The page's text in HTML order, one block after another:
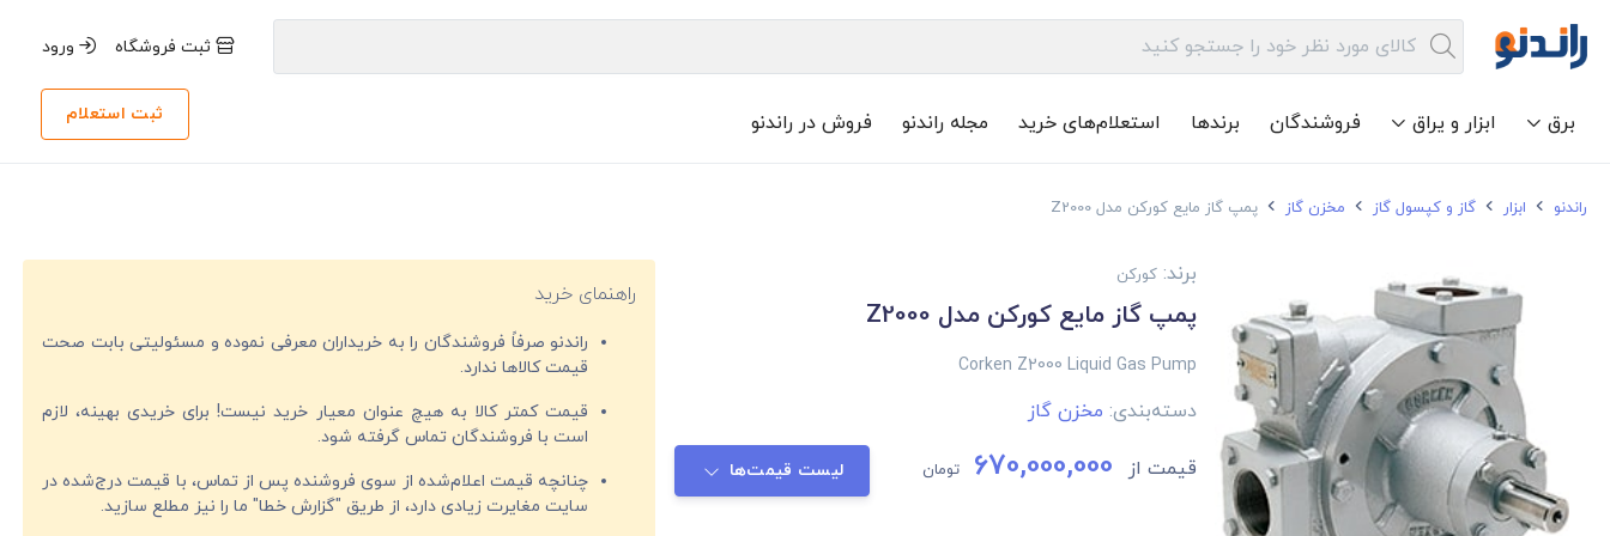
ثبت فروشگاه ورود
برق ابزار و یراق فروشندگان برندها استعلام‌های خرید مجله راندنو فروش در راندنو ثبت استعلام
راندنو ابزار گاز و کپسول گاز مخزن گاز پمپ گاز مایع کورکن مدل Z2000
برند: کورکن
پمپ گاز مایع کورکن مدل Z2000
Corken Z2000 Liquid Gas Pump
دسته‌بندی: مخزن گاز
قیمت از 670,000,000 تومان لیست قیمت‌ها
راهنمای خرید
راندنو صرفاً فروشندگان را به خریداران معرفی نموده و مسئولیتی بابت صحت
قیمت‌ کالاها ندارد.
قیمت کمتر کالا به هیچ عنوان معیار خرید نیست! برای خریدی بهینه، لازم
است با فروشندگان تماس گرفته شود.
چنانچه قیمت اعلام‌شده از سوی فروشنده پس از تماس، با قیمت درج‌شده در
سایت مغایرت زیادی دارد، از طریق "گزارش خطا" ما را نیز مطلع سازید.